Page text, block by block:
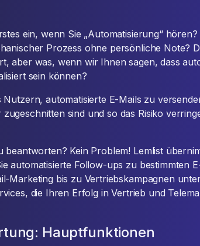
ein, wenn Sie „Automatisierung“ hören?
Prozess ohne persönliche Note?
aber was, wenn wir Ihnen sagen, dass
sein können?
Nutzern, automatisierte E-Mails zu
sind und so das Risiko
beantworten? Kein Problem! Lemlist
automatisierte Follow-ups zu bestimmten
Marketing bis zu Vertriebskampagnen
die Ihren Erfolg in Vertrieb und
Hauptfunktionen